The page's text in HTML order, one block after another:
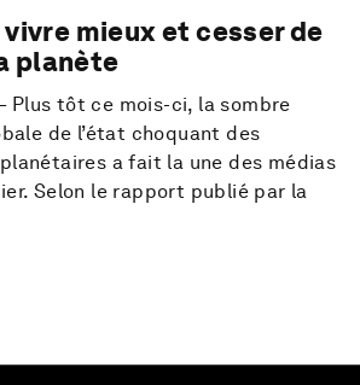
mieux et cesser de
planète
Plus tôt ce mois-ci, la sombre
de l’état choquant des
a fait la une des médias
Selon le rapport publié par la